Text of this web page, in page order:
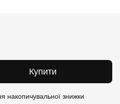
Купити
накопичувальної знижки